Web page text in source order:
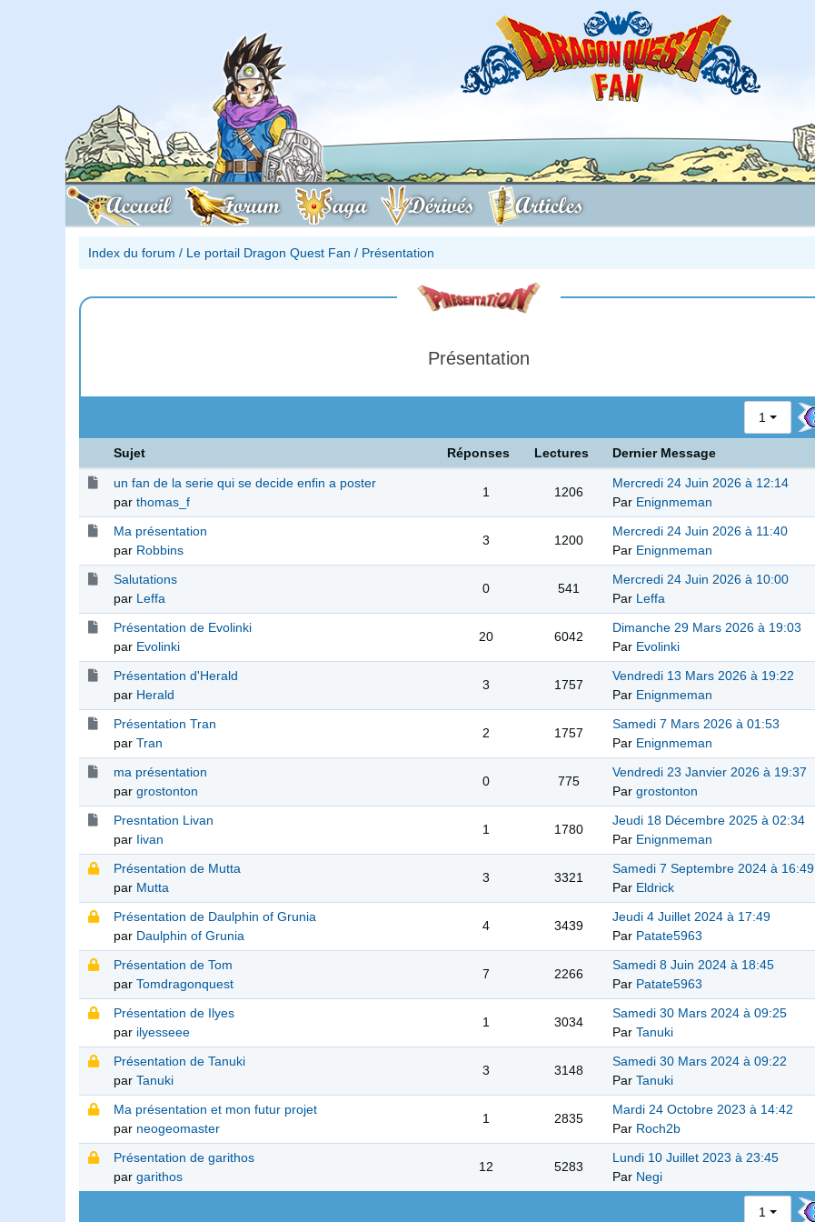
Accueil Forum Saga Dérivés Articles
Index du forum / Le portail Dragon Quest Fan / Présentation
Présentation
1
Sujet Réponses Lectures Dernier Message
un fan de la serie qui se decide enfin a poster
par thomas_f
1 1206
Mercredi 24 Juin 2026 à 12:14
Par Enignmeman
Ma présentation
par Robbins
3 1200
Mercredi 24 Juin 2026 à 11:40
Par Enignmeman
Salutations
par Leffa
0 541
Mercredi 24 Juin 2026 à 10:00
Par Leffa
Présentation de Evolinki
par Evolinki
20 6042
Dimanche 29 Mars 2026 à 19:03
Par Evolinki
Présentation d'Herald
par Herald
3 1757
Vendredi 13 Mars 2026 à 19:22
Par Enignmeman
Présentation Tran
par Tran
2 1757
Samedi 7 Mars 2026 à 01:53
Par Enignmeman
ma présentation
par grostonton
0 775
Vendredi 23 Janvier 2026 à 19:37
Par grostonton
Presntation Livan
par Iivan
1 1780
Jeudi 18 Décembre 2025 à 02:34
Par Enignmeman
Présentation de Mutta
par Mutta
3 3321
Samedi 7 Septembre 2024 à 16:49
Par Eldrick
Présentation de Daulphin of Grunia
par Daulphin of Grunia
4 3439
Jeudi 4 Juillet 2024 à 17:49
Par Patate5963
Présentation de Tom
par Tomdragonquest
7 2266
Samedi 8 Juin 2024 à 18:45
Par Patate5963
Présentation de Ilyes
par ilyesseee
1 3034
Samedi 30 Mars 2024 à 09:25
Par Tanuki
Présentation de Tanuki
par Tanuki
3 3148
Samedi 30 Mars 2024 à 09:22
Par Tanuki
Ma présentation et mon futur projet
par neogeomaster
1 2835
Mardi 24 Octobre 2023 à 14:42
Par Roch2b
Présentation de garithos
par garithos
12 5283
Lundi 10 Juillet 2023 à 23:45
Par Negi
1